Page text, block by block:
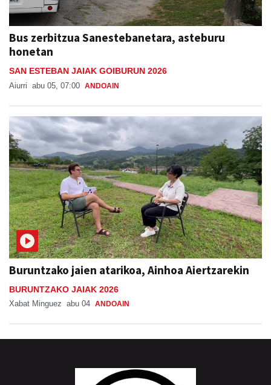
Bus zerbitzua Sanestebanetara, asteburu
honetan
SAN ESTEBAN JAIAK GOIBURUN 2026
Aiurri abu 05, 07:00 ANDOAIN
Buruntzako jaien atarikoa, Ainhoa Aiertzarekin
BURUNTZAKO JAIAK 2026
Xabat Minguez abu 04 ANDOAIN